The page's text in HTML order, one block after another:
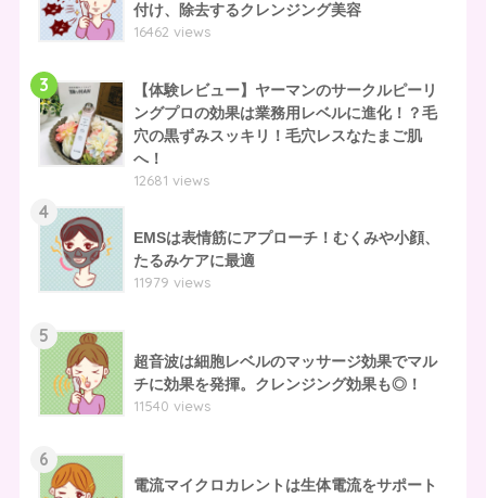
付け、除去するクレンジング美容
16462 views
3
【体験レビュー】ヤーマンのサークルピーリ
ングプロの効果は業務用レベルに進化！？毛
穴の黒ずみスッキリ！毛穴レスなたまご肌
へ！
12681 views
4
EMSは表情筋にアプローチ！むくみや小顔、
たるみケアに最適
11979 views
5
超音波は細胞レベルのマッサージ効果でマル
チに効果を発揮。クレンジング効果も◎！
11540 views
6
電流マイクロカレントは生体電流をサポート